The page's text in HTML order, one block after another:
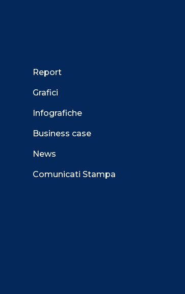
Report
Grafici
Infografiche
Business case
News
Comunicati Stampa